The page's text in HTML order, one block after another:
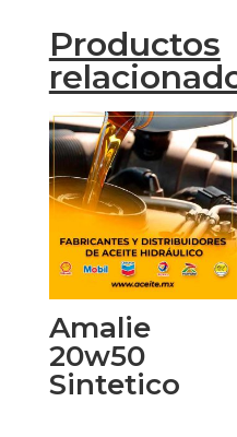
Productos
Amalie
20w50
Sintetico